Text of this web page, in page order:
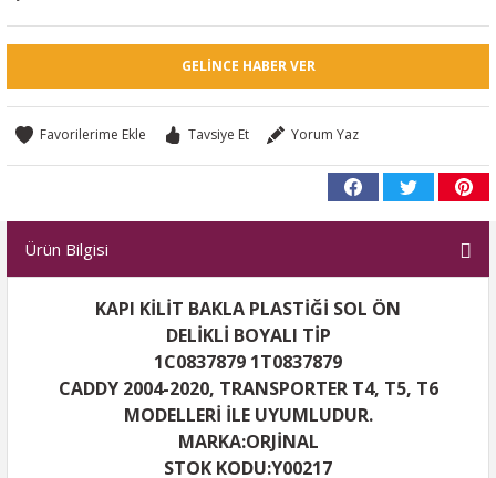
GELINCE HABER VER
Tavsiye Et Yorum Yaz
Ürün Bilgisi
KAPI KİLİT BAKLA PLASTİĞİ SOL ÖN
DELİKLİ BOYALI TİP
1C0837879 1T0837879
CADDY 2004-2020, TRANSPORTER T4, T5, T6
MODELLERİ İLE UYUMLUDUR.
MARKA:ORJİNAL
STOK KODU:Y00217